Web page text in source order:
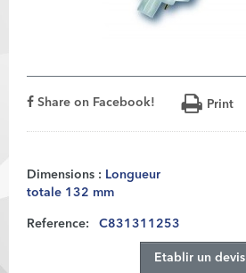
Share on Facebook! Print
Dimensions : Longueur
totale 132 mm
Reference: C831311253
Etablir un devis